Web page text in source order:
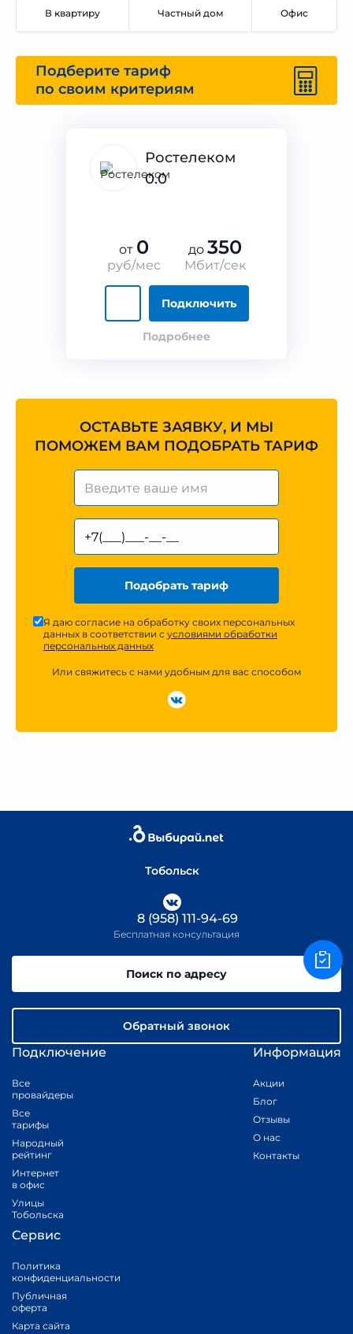
В квартиру Частный дом Офис
Подберите тариф
по своим критериям
Ростелеком
0.0
от 0
руб/мес
до 350
Мбит/сек
Подключить
Подробнее
ОСТАВЬТЕ ЗАЯВКУ, И МЫ
ПОМОЖЕМ ВАМ ПОДОБРАТЬ ТАРИФ
Подобрать тариф
Я даю согласие на обработку своих персональных
данных в соответствии с условиями обработки
персональных данных
Или свяжитесь с нами удобным для вас способом
Тобольск
Подключение
Все
провайдеры
Все
тарифы
Народный
рейтинг
Интернет
в офис
Улицы
Тобольска
Информация
Акции
Блог
Отзывы
О нас
Контакты
Сервис
Политика
конфиденциальности
Публичная
оферта
Карта сайта
8 (958) 111-94-69
Бесплатная консультация
Поиск по адресу
Обратный звонок